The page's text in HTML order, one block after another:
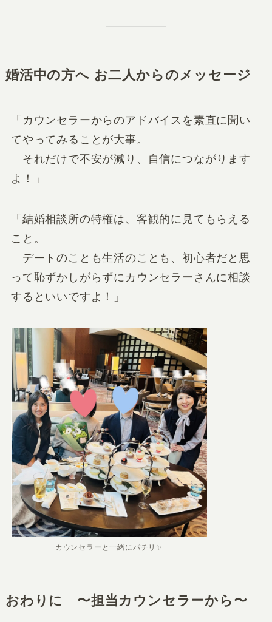
婚活中の方へ お二人からのメッセージ
「カウンセラーからのアドバイスを素直に聞い
てやってみることが大事。
それだけで不安が減り、自信につながります
よ！」
「結婚相談所の特権は、客観的に見てもらえる
こと。
デートのことも生活のことも、初心者だと思
って恥ずかしがらずにカウンセラーさんに相談
するといいですよ！」
カウンセラーと一緒にパチリ✨
おわりに 〜担当カウンセラーから〜